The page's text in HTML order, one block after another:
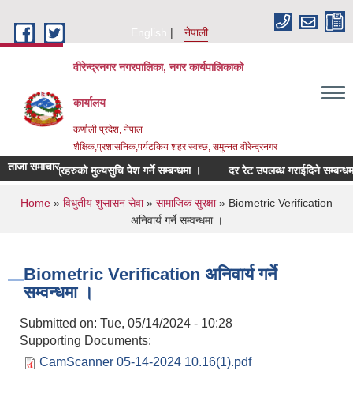
English
नेपाली
वीरेन्द्रनगर नगरपालिका, नगर कार्यपालिकाको
कार्यालय
कर्णाली प्रदेश, नेपाल
शैक्षिक,प्रशासनिक,पर्यटकिय शहर स्वच्छ, समुन्नत वीरेन्द्रनगर
ताजा समाचार
सामाग्रिहरुको मुल्यसुचि पेश गर्ने सम्बन्धमा । दर रेट उपलब्ध गराईदिने सम्बन्धमा ।
You are here
Home » विधुतीय शुसासन सेवा» सामाजिक सुरक्षा» Biometric Verification
अनिवार्य गर्ने सम्वन्धमा ।
Biometric Verification अनिवार्य गर्ने
सम्वन्धमा ।
Submitted on: Tue, 05/14/2024 - 10:28
Supporting Documents:
CamScanner 05-14-2024 10.16(1).pdf